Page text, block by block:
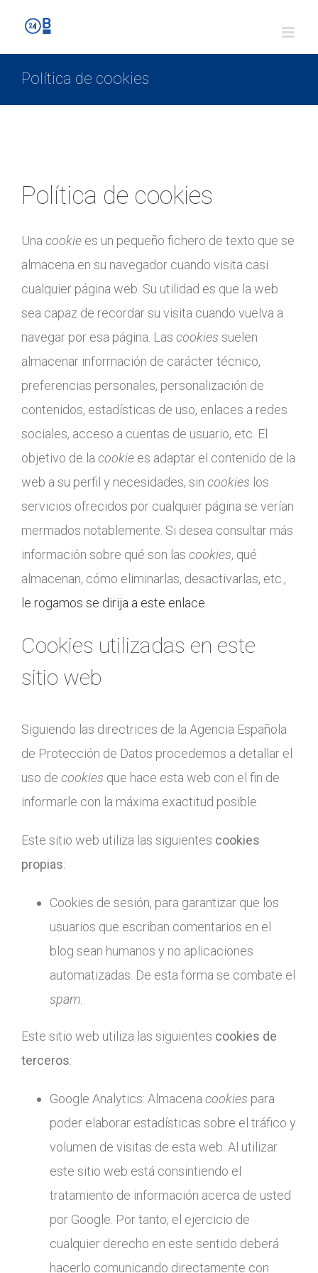
Política de cookies
Política de cookies
Una cookie es un pequeño fichero de texto que se
almacena en su navegador cuando visita casi
cualquier página web. Su utilidad es que la web
sea capaz de recordar su visita cuando vuelva a
navegar por esa página. Las cookies suelen
almacenar información de carácter técnico,
preferencias personales, personalización de
contenidos, estadísticas de uso, enlaces a redes
sociales, acceso a cuentas de usuario, etc. El
objetivo de la cookie es adaptar el contenido de la
web a su perfil y necesidades, sin cookies los
servicios ofrecidos por cualquier página se verían
mermados notablemente. Si desea consultar más
información sobre qué son las cookies, qué
almacenan, cómo eliminarlas, desactivarlas, etc.,
le rogamos se dirija a este enlace.
Cookies utilizadas en este
sitio web
Siguiendo las directrices de la Agencia Española
de Protección de Datos procedemos a detallar el
uso de cookies que hace esta web con el fin de
informarle con la máxima exactitud posible.
Este sitio web utiliza las siguientes cookies
propias:
Cookies de sesión, para garantizar que los
usuarios que escriban comentarios en el
blog sean humanos y no aplicaciones
automatizadas. De esta forma se combate el
spam
Este sitio web utiliza las siguientes cookies de
terceros:
Google Analytics: Almacena cookies para
poder elaborar estadísticas sobre el tráfico y
volumen de visitas de esta web. Al utilizar
este sitio web está consintiendo el
tratamiento de información acerca de usted
por Google. Por tanto, el ejercicio de
cualquier derecho en este sentido deberá
hacerlo comunicando directamente con